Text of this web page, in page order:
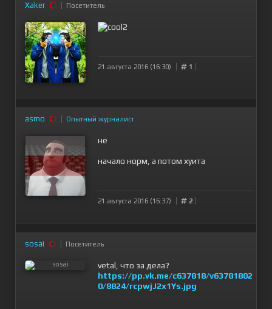
Xaker Посетитель
21 августа 2016 (16:30) 1
asmo Опытный журналист
не
начало норм, а потом хуита
21 августа 2016 (16:37) 2
sosai Посетитель
vetal, что за дела?
https://pp.vk.me/c637818/v63781802
0/8824/rcpwjJ2x1Ys.jpg